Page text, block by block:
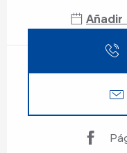
Añadir